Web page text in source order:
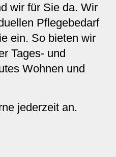
wir für Sie da. Wir
Pflegebedarf
ein. So bieten wir
Tages- und
Wohnen und
jederzeit an.